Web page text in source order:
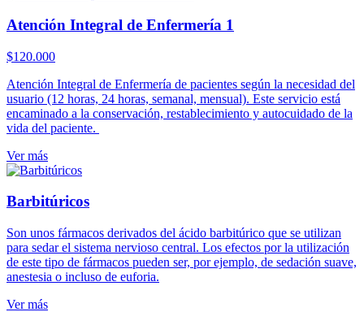
Atención Integral de Enfermería 1
$120.000
Atención Integral de Enfermería de pacientes según la necesidad del
usuario (12 horas, 24 horas, semanal, mensual). Este servicio está
encaminado a la conservación, restablecimiento y autocuidado de la
vida del paciente.
Ver más
Barbitúricos
Son unos fármacos derivados del ácido barbitúrico que se utilizan
para sedar el sistema nervioso central. Los efectos por la utilización
de este tipo de fármacos pueden ser, por ejemplo, de sedación suave,
anestesia o incluso de euforia.
Ver más